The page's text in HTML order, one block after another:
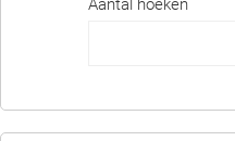
Aantal hoeken